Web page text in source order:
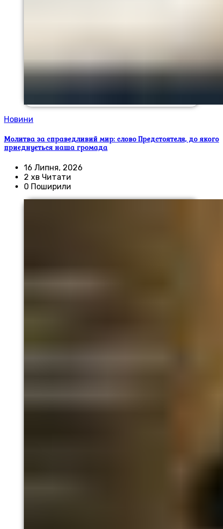
Новини
Молитва за справедливий мир: слово Предстоятеля, до якого
приєднується наша громада
16 Липня, 2026
2 хв Читати
0 Поширили